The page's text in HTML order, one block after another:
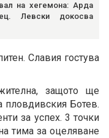
на хегемона: Арда
Левски докосва
Славия гостува
защото ще
пловдивския Ботев.
за успех. 3 точки
тима за оцеляване